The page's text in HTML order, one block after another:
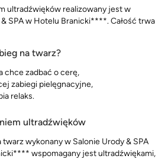
ultradźwięków realizowany jest w
SPA w Hotelu Branicki****. Całość trwa
na twarz?
chce zadbać o cerę,
zabiegi pielęgnacyjne,
relaks.
ultradźwięków
wykonany w Salonie Urody & SPA
wspomagany jest ultradźwiękami,